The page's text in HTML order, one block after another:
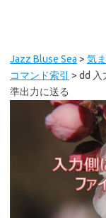
Jazz Bluse Sea > 気
コマンド索引
> dd 入
準出力に送る